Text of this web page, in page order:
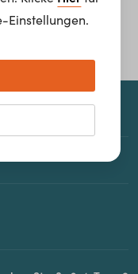
Einstellungen.